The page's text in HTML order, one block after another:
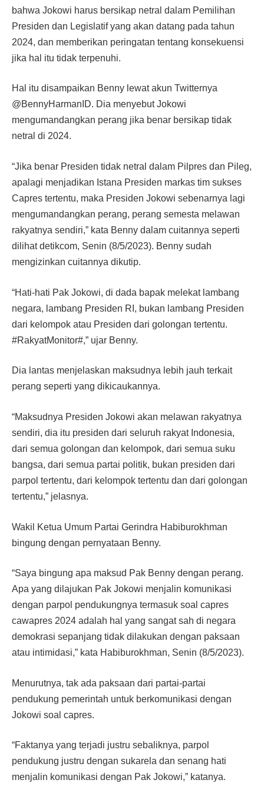
bahwa Jokowi harus bersikap netral dalam Pemilihan
Presiden dan Legislatif yang akan datang pada tahun
2024, dan memberikan peringatan tentang konsekuensi
jika hal itu tidak terpenuhi.
Hal itu disampaikan Benny lewat akun Twitternya
@BennyHarmanID. Dia menyebut Jokowi
mengumandangkan perang jika benar bersikap tidak
netral di 2024.
“Jika benar Presiden tidak netral dalam Pilpres dan Pileg,
apalagi menjadikan Istana Presiden markas tim sukses
Capres tertentu, maka Presiden Jokowi sebenarnya lagi
mengumandangkan perang, perang semesta melawan
rakyatnya sendiri,” kata Benny dalam cuitannya seperti
dilihat detikcom, Senin (8/5/2023). Benny sudah
mengizinkan cuitannya dikutip.
“Hati-hati Pak Jokowi, di dada bapak melekat lambang
negara, lambang Presiden RI, bukan lambang Presiden
dari kelompok atau Presiden dari golongan tertentu.
#RakyatMonitor#,” ujar Benny.
Dia lantas menjelaskan maksudnya lebih jauh terkait
perang seperti yang dikicaukannya.
“Maksudnya Presiden Jokowi akan melawan rakyatnya
sendiri, dia itu presiden dari seluruh rakyat Indonesia,
dari semua golongan dan kelompok, dari semua suku
bangsa, dari semua partai politik, bukan presiden dari
parpol tertentu, dari kelompok tertentu dan dari golongan
tertentu,” jelasnya.
Wakil Ketua Umum Partai Gerindra Habiburokhman
bingung dengan pernyataan Benny.
“Saya bingung apa maksud Pak Benny dengan perang.
Apa yang dilajukan Pak Jokowi menjalin komunikasi
dengan parpol pendukungnya termasuk soal capres
cawapres 2024 adalah hal yang sangat sah di negara
demokrasi sepanjang tidak dilakukan dengan paksaan
atau intimidasi,” kata Habiburokhman, Senin (8/5/2023).
Menurutnya, tak ada paksaan dari partai-partai
pendukung pemerintah untuk berkomunikasi dengan
Jokowi soal capres.
“Faktanya yang terjadi justru sebaliknya, parpol
pendukung justru dengan sukarela dan senang hati
menjalin komunikasi dengan Pak Jokowi,” katanya.